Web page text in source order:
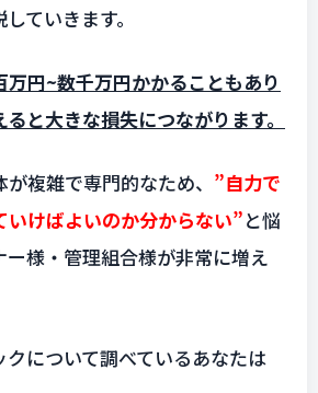
ていきます。
万円~数千万円かかることもあり
と大きな損失につながります。
複雑で専門的なため、 ”自力で
いけばよいのか分からない”と悩
ー様・管理組合様が非常に増え
について調べているあなたは